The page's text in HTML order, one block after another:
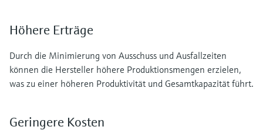
Höhere Erträge
Durch die Minimierung von Ausschuss und Ausfallzeiten
können die Hersteller höhere Produktionsmengen erzielen,
was zu einer höheren Produktivität und Gesamtkapazität führt.
Geringere Kosten